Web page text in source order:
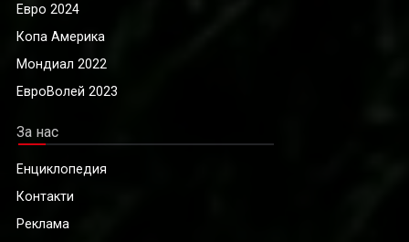
Евро 2024
Копа Америка
Мондиал 2022
ЕвроВолей 2023
За нас
Енциклопедия
Контакти
Реклама